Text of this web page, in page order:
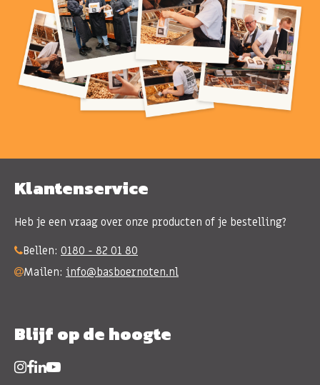
Klantenservice
Heb je een vraag over onze producten of je bestelling?
Bellen: 0180 - 82 01 80
Mailen: info@basboernoten.nl
Blijf op de hoogte